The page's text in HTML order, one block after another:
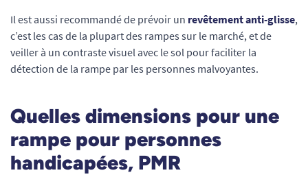
Il est aussi recommandé de prévoir un revêtement anti-glisse,
c’est les cas de la plupart des rampes sur le marché, et de
veiller à un contraste visuel avec le sol pour faciliter la
détection de la rampe par les personnes malvoyantes.
Quelles dimensions pour une
rampe pour personnes
handicapées, PMR